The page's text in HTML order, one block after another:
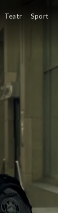
Teatr Sport